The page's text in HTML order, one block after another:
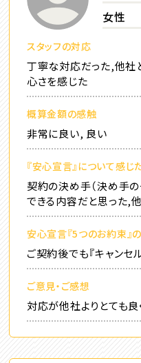
女性
スタッフの対応
丁寧な対応だった,他社
心さを感じた
概算金額の感触
非常に良い, 良い
『安心宣言』について感じ
契約の決め手（決め手
できる内容だと思った,
安心宣言『5つのお約束』
ご契約後でも『キャンセ
ご意見・ご感想
対応が他社よりとても良